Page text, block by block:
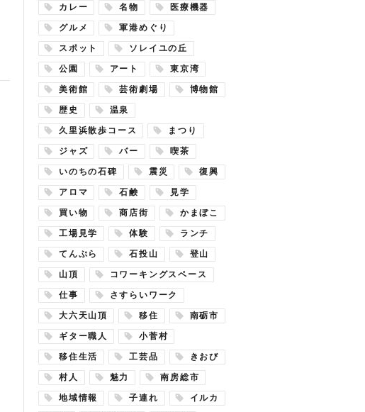
カレー 名物 医療機器
グルメ 軍港めぐり
スポット ソレイユの丘
公園 アート 東京湾
美術館 芸術劇場 博物館
歴史 温泉
久里浜散歩コース まつり
ジャズ バー 喫茶
いのちの石碑 震災 復興
アロマ 石鹸 見学
買い物 商店街 かまぼこ
工場見学 体験 ランチ
てんぷら 石投山 登山
山頂 コワーキングスペース
仕事 さすらいワーク
大六天山頂 移住 南砺市
ギター職人 小菅村
移住生活 工芸品 きおび
村人 魅力 南房総市
地域情報 子連れ イルカ